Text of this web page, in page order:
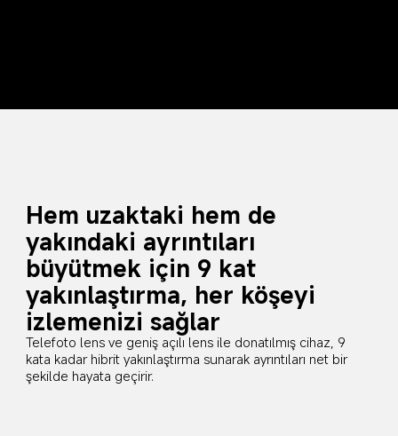
Hem uzaktaki hem de
yakındaki ayrıntıları
büyütmek için 9 kat
yakınlaştırma, her köşeyi
izlemenizi sağlar
Telefoto lens ve geniş açılı lens ile donatılmış cihaz, 9
kata kadar hibrit yakınlaştırma sunarak ayrıntıları net bir
şekilde hayata geçirir.